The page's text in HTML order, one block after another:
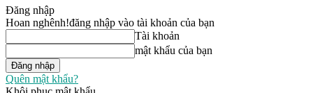
Đăng nhập
Hoan nghênh!đăng nhập vào tài khoản của bạn
Tài khoản
mật khẩu của bạn
Quên mật khẩu?